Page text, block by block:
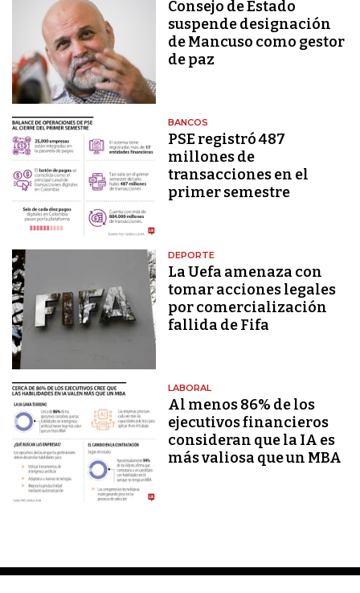
Consejo de Estado
suspende designación
de Mancuso como gestor
de paz
BANCOS
PSE registró 487
millones de
transacciones en el
primer semestre
DEPORTE
La Uefa amenaza con
tomar acciones legales
por comercialización
fallida de Fifa
LABORAL
Al menos 86% de los
ejecutivos financieros
consideran que la IA es
más valiosa que un MBA